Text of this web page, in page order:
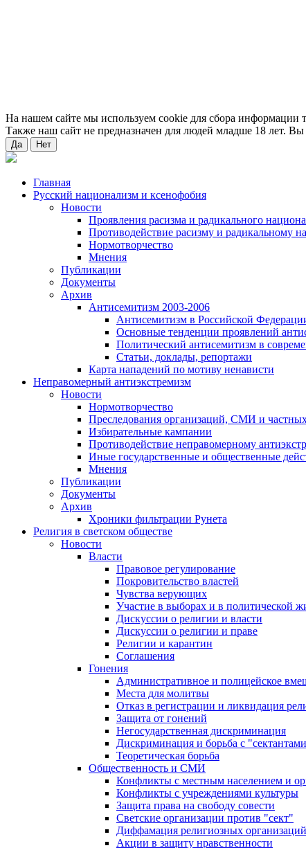
На нашем сайте мы используем cookie для сбора информации
Также наш сайт не предназначен для людей младше 18 лет. Вы
Да Нет
Главная
Русский национализм и ксенофобия
Новости
Проявления расизма и радикального
Противодействие расизму и радикальному
Нормотворчество
Мнения
Публикации
Документы
Архив
Антисемитизм 2003-2006
Антисемитизм в Российской
Основные тенденции проявлений
Политический антисемитизм в
Статьи, доклады, репортажи
Карта нападений по мотиву ненависти
Неправомерный антиэкстремизм
Новости
Нормотворчество
Преследования организаций, СМИ и
Избирательные кампании
Противодействие неправомерному
Иные государственные и общественные
Мнения
Публикации
Документы
Архив
Хроники фильтрации Рунета
Религия в светском обществе
Новости
Власти
Правовое регулирование
Покровительство властей
Чувства верующих
Участие в выборах и в политической
Дискуссии о религии и власти
Дискуссии о религии и праве
Религии и карантин
Соглашения
Гонения
Административное и полицейское
Места для молитвы
Отказ в регистрации и ликвидация
Защита от гонений
Негосударственная дискриминация
Дискриминация и борьба с
Теоретическая борьба
Общественность и СМИ
Конфликты с местным населением и
Конфликты с учреждениями культуры
Защита права на свободу совести
Светские организации против "сект"
Диффамация религиозных
Акции в защиту нравственности